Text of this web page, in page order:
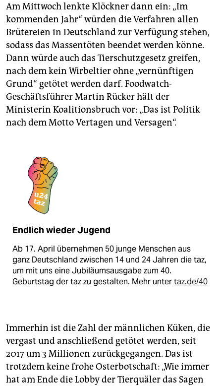
Am Mittwoch lenkte Klöckner dann ein: „Im
kommenden Jahr“ würden die Verfahren allen
Brütereien in Deutschland zur Verfügung stehen,
sodass das Massentöten beendet werden könne.
Dann würde auch das Tierschutzgesetz greifen,
nach dem kein Wirbeltier ohne „vernünftigen
Grund“ getötet werden darf. Foodwatch-
Geschäftsführer Martin Rücker hält der
Ministerin Koalitionsbruch vor: „Das ist Politik
nach dem Motto Vertagen und Versagen“.
Endlich wieder Jugend
Ab 17. April übernehmen 50 junge Menschen aus
ganz Deutschland zwischen 14 und 24 Jahren die taz,
um mit uns eine Jubiläumsausgabe zum 40.
Geburtstag der taz zu gestalten. Mehr untertaz.de/40
Immerhin ist die Zahl der männlichen Küken, die
vergast und anschließend getötet werden, seit
2017 um 3 Millionen zurückgegangen. Das ist
trotzdem keine frohe Osterbotschaft: „Wie immer
hat am Ende die Lobby der Tierquäler das Sagen